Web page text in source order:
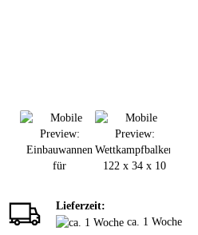
Lieferzeit:
ca. 1 Woche